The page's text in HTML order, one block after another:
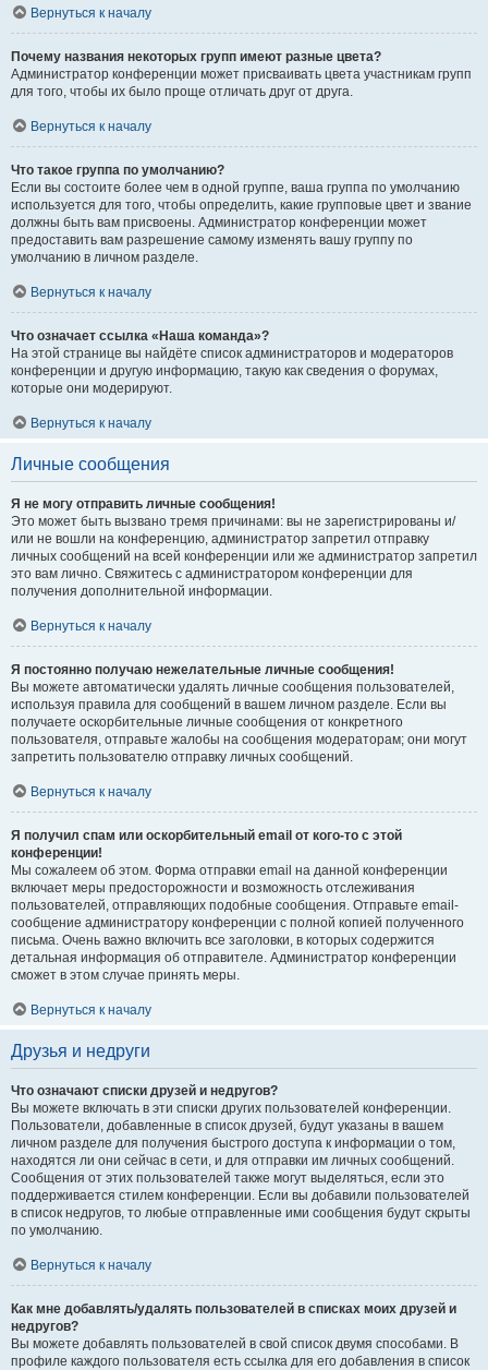
Вернуться к началу
Почему названия некоторых групп имеют разные цвета?
Администратор конференции может присваивать цвета участникам групп
для того, чтобы их было проще отличать друг от друга.
Вернуться к началу
Что такое группа по умолчанию?
Если вы состоите более чем в одной группе, ваша группа по умолчанию
используется для того, чтобы определить, какие групповые цвет и звание
должны быть вам присвоены. Администратор конференции может
предоставить вам разрешение самому изменять вашу группу по
умолчанию в личном разделе.
Вернуться к началу
Что означает ссылка «Наша команда»?
На этой странице вы найдёте список администраторов и модераторов
конференции и другую информацию, такую как сведения о форумах,
которые они модерируют.
Вернуться к началу
Личные сообщения
Я не могу отправить личные сообщения!
Это может быть вызвано тремя причинами: вы не зарегистрированы и/
или не вошли на конференцию, администратор запретил отправку
личных сообщений на всей конференции или же администратор запретил
это вам лично. Свяжитесь с администратором конференции для
получения дополнительной информации.
Вернуться к началу
Я постоянно получаю нежелательные личные сообщения!
Вы можете автоматически удалять личные сообщения пользователей,
используя правила для сообщений в вашем личном разделе. Если вы
получаете оскорбительные личные сообщения от конкретного
пользователя, отправьте жалобы на сообщения модераторам; они могут
запретить пользователю отправку личных сообщений.
Вернуться к началу
Я получил спам или оскорбительный email от кого-то с этой
конференции!
Мы сожалеем об этом. Форма отправки email на данной конференции
включает меры предосторожности и возможность отслеживания
пользователей, отправляющих подобные сообщения. Отправьте email-
сообщение администратору конференции с полной копией полученного
письма. Очень важно включить все заголовки, в которых содержится
детальная информация об отправителе. Администратор конференции
сможет в этом случае принять меры.
Вернуться к началу
Друзья и недруги
Что означают списки друзей и недругов?
Вы можете включать в эти списки других пользователей конференции.
Пользователи, добавленные в список друзей, будут указаны в вашем
личном разделе для получения быстрого доступа к информации о том,
находятся ли они сейчас в сети, и для отправки им личных сообщений.
Сообщения от этих пользователей также могут выделяться, если это
поддерживается стилем конференции. Если вы добавили пользователей
в список недругов, то любые отправленные ими сообщения будут скрыты
по умолчанию.
Вернуться к началу
Как мне добавлять/удалять пользователей в списках моих друзей и
недругов?
Вы можете добавлять пользователей в свой список двумя способами. В
профиле каждого пользователя есть ссылка для его добавления в список